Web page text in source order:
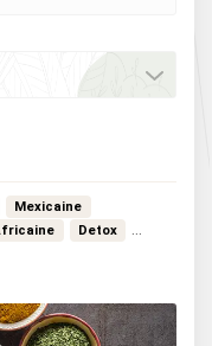
Mexicaine
Detox …